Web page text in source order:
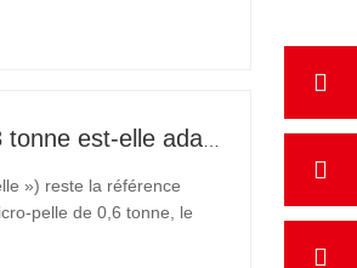
Pour quels projets une pelle mécanique de 1,8 tonne est-elle adaptée ?
») reste la référence